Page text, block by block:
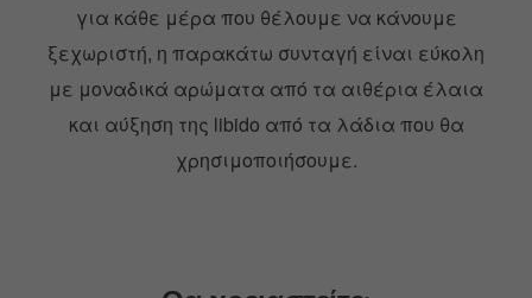
για κάθε μέρα που θέλουμε να κάνουμε
ξεχωριστή, η παρακάτω συνταγή είναι εύκολη
με μοναδικά αρώματα από τα αιθέρια έλαια
και αύξηση της libido από τα λάδια που θα
χρησιμοποιήσουμε.